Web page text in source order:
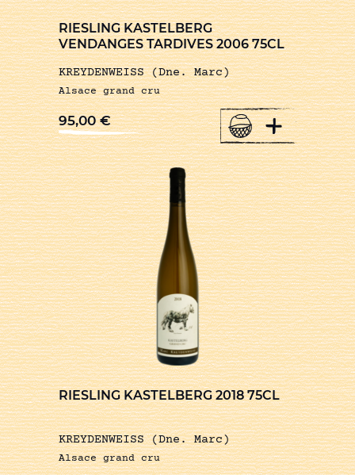
RIESLING KASTELBERG
VENDANGES TARDIVES 2006 75CL
KREYDENWEISS (Dne. Marc)
Alsace grand cru
95,00€ +
RIESLING KASTELBERG 2018 75CL
KREYDENWEISS (Dne. Marc)
Alsace grand cru